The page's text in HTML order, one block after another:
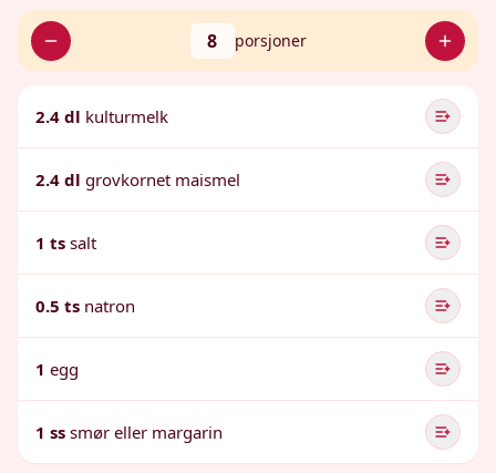
8 porsjoner
2.4 dl kulturmelk
2.4 dl grovkornet maismel
1 ts salt
0.5 ts natron
1 egg
1 ss smør eller margarin